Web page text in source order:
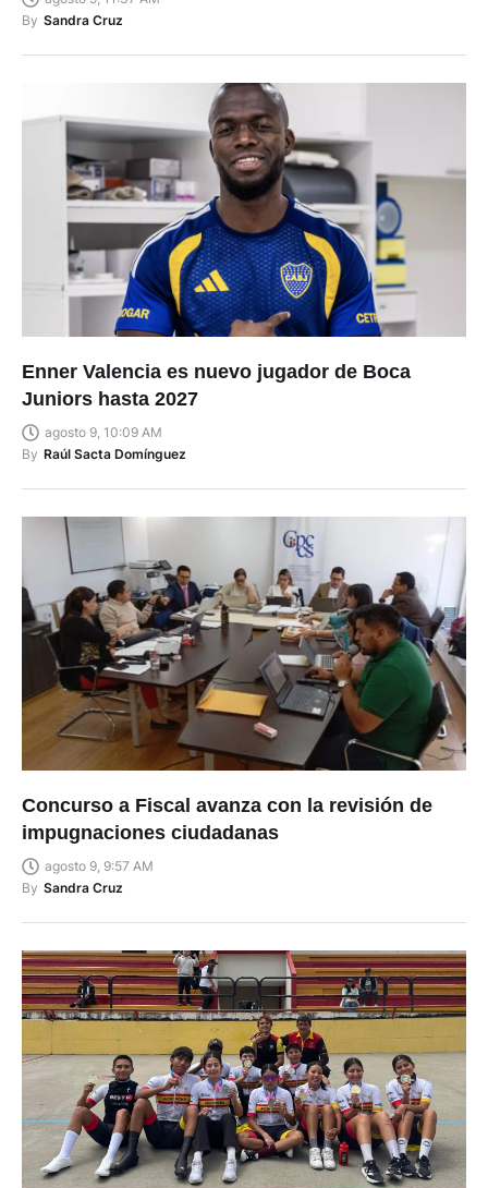
By Sandra Cruz
Enner Valencia es nuevo jugador de Boca
Juniors hasta 2027
agosto 9, 10:09 AM
By Raúl Sacta Domínguez
Concurso a Fiscal avanza con la revisión de
impugnaciones ciudadanas
agosto 9, 9:57 AM
By Sandra Cruz